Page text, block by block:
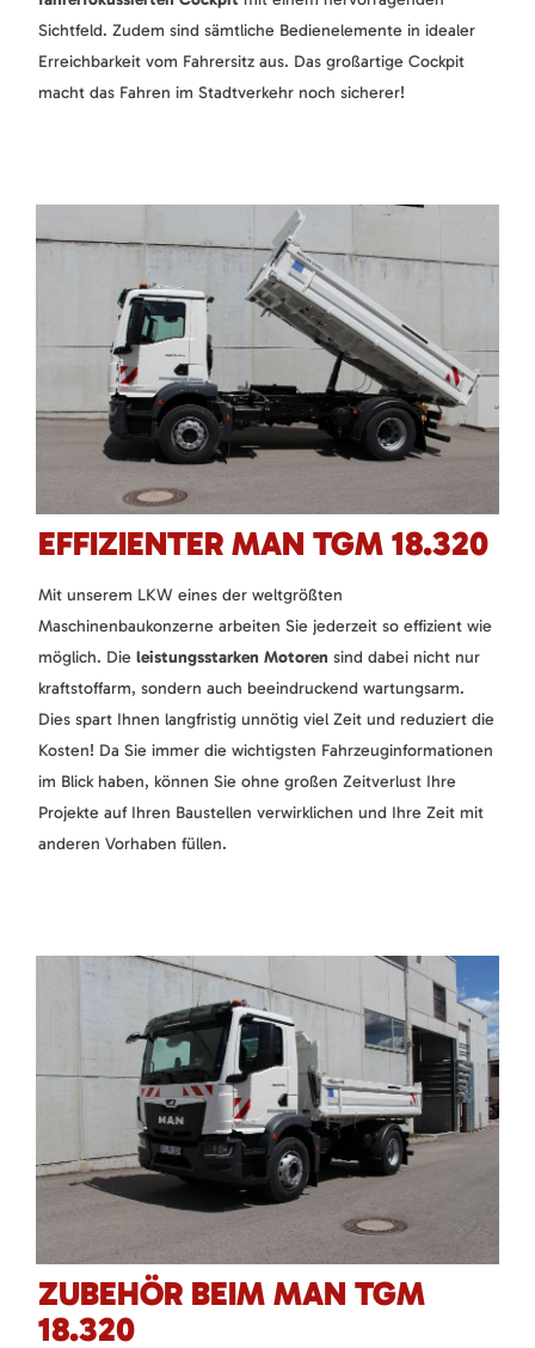
Sichtfeld. Zudem sind sämtliche Bedienelemente in idealer
Erreichbarkeit vom Fahrersitz aus. Das großartige Cockpit
macht das Fahren im Stadtverkehr noch sicherer!
EFFIZIENTER MAN TGM 18.320
Mit unserem LKW eines der weltgrößten
Maschinenbaukonzerne arbeiten Sie jederzeit so effizient wie
möglich. Die leistungsstarken Motoren sind dabei nicht nur
kraftstoffarm, sondern auch beeindruckend wartungsarm.
Dies spart Ihnen langfristig unnötig viel Zeit und reduziert die
Kosten! Da Sie immer die wichtigsten Fahrzeuginformationen
im Blick haben, können Sie ohne großen Zeitverlust Ihre
Projekte auf Ihren Baustellen verwirklichen und Ihre Zeit mit
anderen Vorhaben füllen.
ZUBEHÖR BEIM MAN TGM
18.320